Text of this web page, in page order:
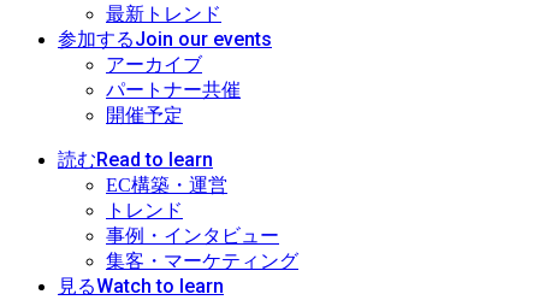
最新トレンド
参加するJoin our events
アーカイブ
パートナー共催
開催予定
読むRead to learn
EC構築・運営
トレンド
事例・インタビュー
集客・マーケティング
見るWatch to learn